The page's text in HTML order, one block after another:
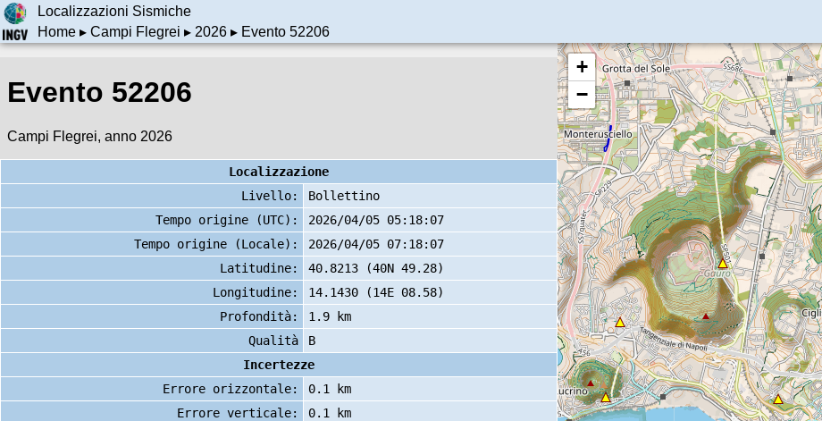
Localizzazioni Sismiche
Home▸ Campi Flegrei ▸ 2026▸ Evento 52206
Evento 52206
Campi Flegrei, anno 2026
Localizzazione
Livello:
Bollettino
Tempo origine (UTC):
2026/04/05 05:18:07
Tempo origine (Locale):
2026/04/05 07:18:07
Latitudine:
40.8213 (40N 49.28)
Longitudine:
14.1430 (14E 08.58)
Profondità:
1.9 km
Qualità
B
Incertezze
Errore orizzontale:
0.1 km
Errore verticale:
0.1 km
+
−